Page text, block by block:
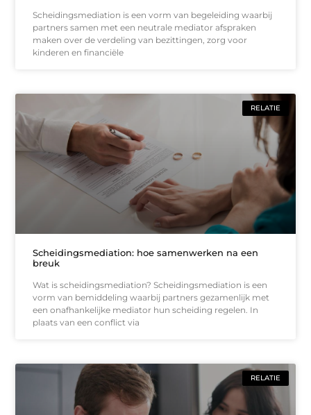
Scheidingsmediation is een vorm van begeleiding waarbij
partners samen met een neutrale mediator afspraken
maken over de verdeling van bezittingen, zorg voor
kinderen en financiële
RELATIE
Scheidingsmediation: hoe samenwerken na een
breuk
Wat is scheidingsmediation? Scheidingsmediation is een
vorm van bemiddeling waarbij partners gezamenlijk met
een onafhankelijke mediator hun scheiding regelen. In
plaats van een conflict via
RELATIE